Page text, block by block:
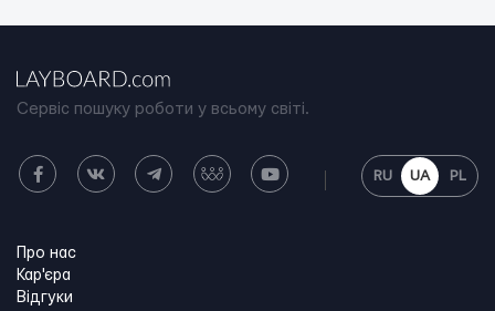
Сервіс пошуку роботи у всьому світі.
RU UA PL
Про нас
Кар'єра
Відгуки